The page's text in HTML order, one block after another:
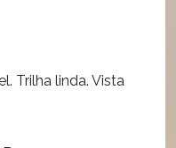
Trilha linda. Vista